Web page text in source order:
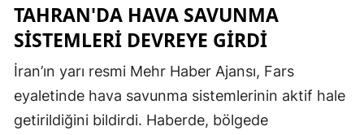
Sinop
TAHRAN'DA HAVA SAVUNMA
SİSTEMLERİ DEVREYE GİRDİ
İran’ın yarı resmi Mehr Haber Ajansı, Fars
eyaletinde hava savunma sistemlerinin aktif hale
getirildiğini bildirdi. Haberde, bölgede